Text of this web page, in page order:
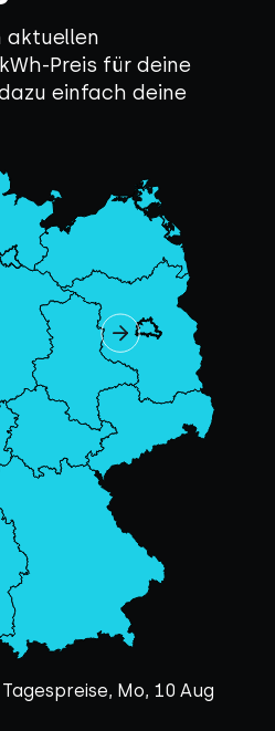
aktuellen
Preis für deine
einfach deine
Mo, 10 Aug